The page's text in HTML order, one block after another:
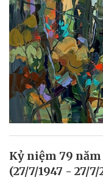
Kỷ niệm 79
(27/7/1947 - 27/